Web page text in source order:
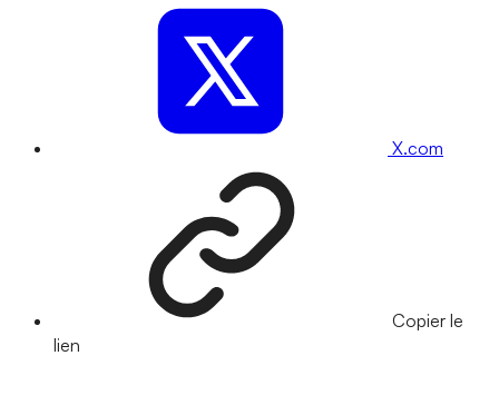
X.com
Copier le
lien